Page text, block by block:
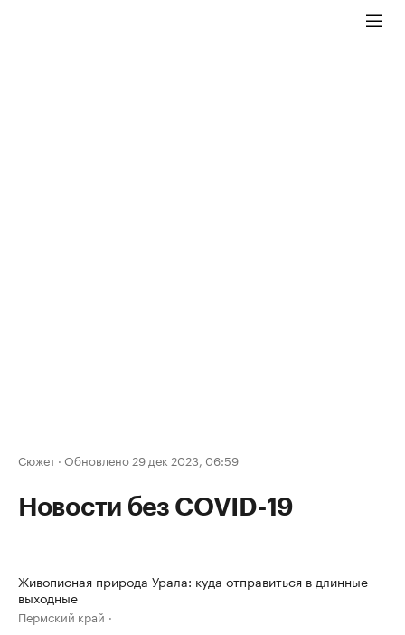
Сюжет · Обновлено 29 дек 2023, 06:59
Новости без COVID-19
Живописная природа Урала: куда отправиться в длинные
выходные
Пермский край